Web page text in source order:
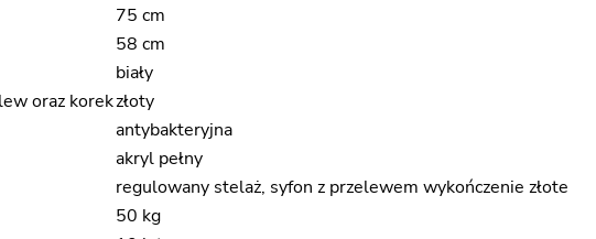
75 cm
58 cm
biały
oraz korekzłoty
antybakteryjna
akryl pełny
regulowany stelaż, syfon z przelewem wykończenie złote
50 kg